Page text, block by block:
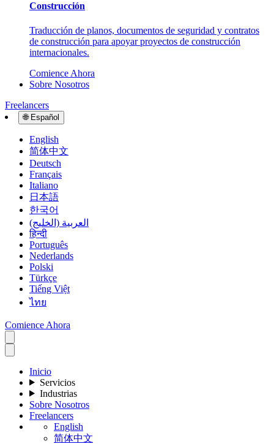
Construcción
Traducción de planos, documentos de seguridad y contratos
de construcción para apoyar proyectos de construcción
internacionales.
Comience Ahora
Sobre Nosotros
Freelancers
🌐 Español
English
简体中文
Deutsch
Français
Italiano
日本語
한국어
العربية (الخليج)
हिन्दी
Português
Nederlands
Polski
Türkçe
Tiếng Việt
ไทย
Comience Ahora
Inicio
Servicios
Industrias
Sobre Nosotros
Freelancers
English
简体中文